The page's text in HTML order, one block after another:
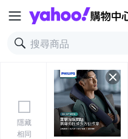
隱藏
相同